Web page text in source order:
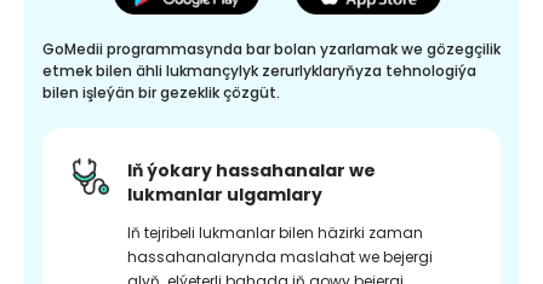
GoMedii programmasynda bar bolan yzarlamak we gözegçilik
etmek bilen ähli lukmançylyk zerurlyklaryňyza tehnologiýa
bilen işleýän bir gezeklik çözgüt.
Iň ýokary hassahanalar we
lukmanlar ulgamlary
Iň tejribeli lukmanlar bilen häzirki zaman
hassahanalarynda maslahat we bejergi